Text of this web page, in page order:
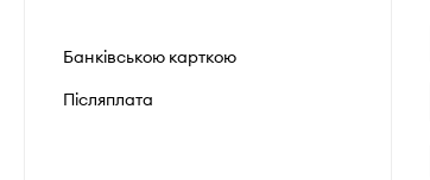
Банківською карткою
Післяплата